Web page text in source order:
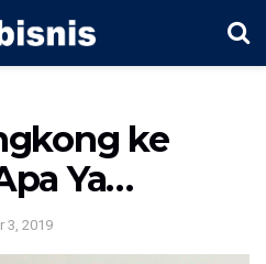
ke
Ya…
3, 2019